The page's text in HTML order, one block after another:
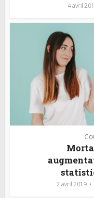
4 avril
2 avril 2019